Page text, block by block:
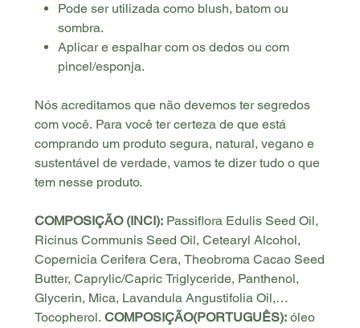
Pode ser utilizada como blush, batom ou
sombra.
Aplicar e espalhar com os dedos ou com
pincel/esponja.
Nós acreditamos que não devemos ter segredos
com você. Para você ter certeza de que está
comprando um produto segura, natural, vegano e
sustentável de verdade, vamos te dizer tudo o que
tem nesse produto.
COMPOSIÇÃO (INCI): Passiflora Edulis Seed Oil,
Ricinus Communis Seed Oil, Cetearyl Alcohol,
Copernicia Cerifera Cera, Theobroma Cacao Seed
Butter, Caprylic/Capric Triglyceride, Panthenol,
Glycerin, Mica, Lavandula Angustifolia Oil,
Tocopherol.COMPOSIÇÃO(PORTUGUÊS): óleo